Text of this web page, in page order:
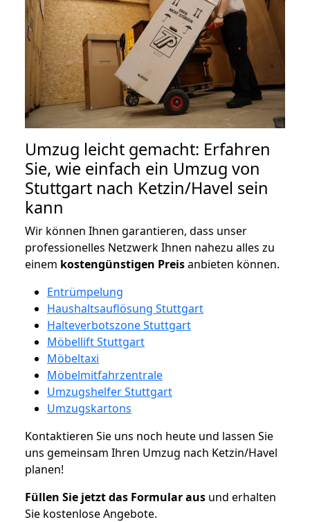
Umzug leicht gemacht: Erfahren
Sie, wie einfach ein Umzug von
Stuttgart nach Ketzin/Havel sein
kann
Wir können Ihnen garantieren, dass unser
professionelles Netzwerk Ihnen nahezu alles zu
einem kostengünstigen Preisanbieten können.
Entrümpelung
Haushaltsauflösung Stuttgart
Halteverbotszone Stuttgart
Möbellift Stuttgart
Möbeltaxi
Möbelmitfahrzentrale
Umzugshelfer Stuttgart
Umzugskartons
Kontaktieren Sie uns noch heute und lassen Sie
uns gemeinsam Ihren Umzug nach Ketzin/Havel
planen!
Füllen Sie jetzt das Formular aus und erhalten
Sie kostenlose Angebote.